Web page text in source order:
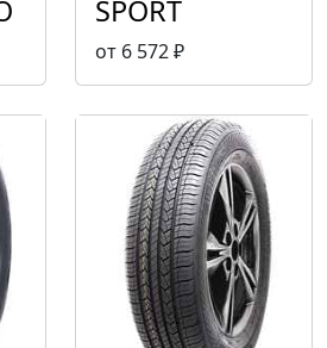
SPORT
от 6 572 ₽